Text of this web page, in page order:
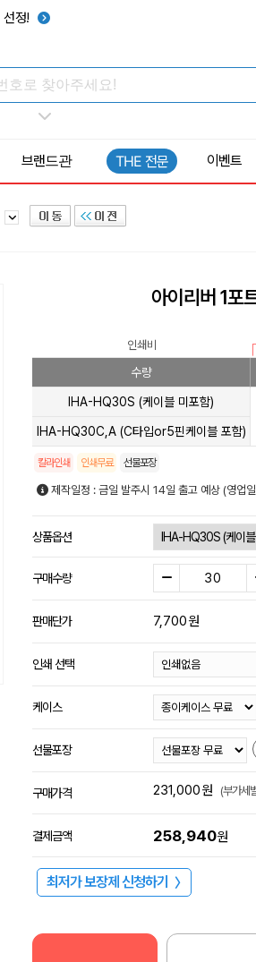
선정!
브랜드관 THE 전문 이벤트
아이리버 1포
인쇄비
수량
IHA-HQ30S (케이블 미포함)
IHA-HQ30C,A (C타입or5핀케이블 포함)
칼라인쇄 인쇄무료 선물포장
제작일정 : 금일 발주시 14일 출고 예상 (영업
상품옵션
구매수량
판매단가 7,700원
인쇄 선택
케이스
선물포장
구매가격 231,000원 (부가세
결제금액 258,940원
최저가 보장제 신청하기 〉